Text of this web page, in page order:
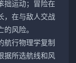
拙运动；冒险在
，在与敌人交战
风险。
航行物理学复制
据所选航线和风